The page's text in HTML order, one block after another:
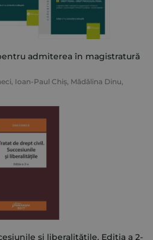
admiterea în magistratură
, Ioan-Paul Chiș, Mădălina Dinu,
și liberalitățile. Ediția a 2-